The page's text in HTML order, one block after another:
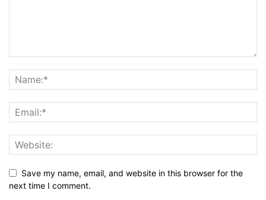
Save my name, email, and website in this browser for the
next time I comment.